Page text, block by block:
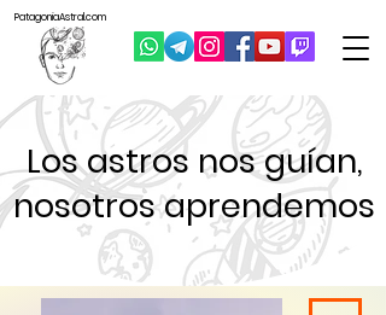
PatagoniaAstral.com
Los astros nos guían,
nosotros aprendemos